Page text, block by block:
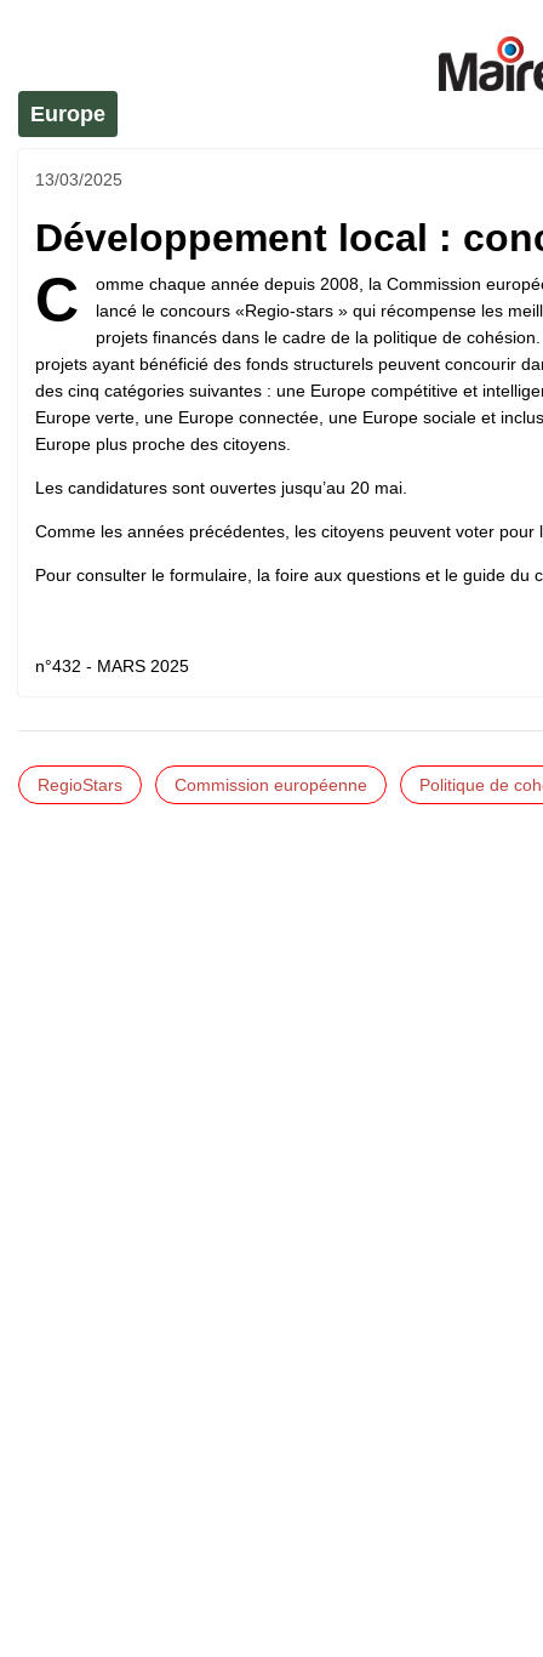
Europe
13/03/2025
Développement local :
C
omme chaque année depuis 2008, la Commission
lancé le concours «Regio-stars » qui récompense les
projets financés dans le cadre de la politique de
projets ayant bénéficié des fonds structurels peuvent concourir
des cinq catégories suivantes : une Europe compétitive et
Europe verte, une Europe connectée, une Europe sociale et
Europe plus proche des citoyens.
Les candidatures sont ouvertes jusqu’au 20 mai.
Comme les années précédentes, les citoyens peuvent voter pour
Pour consulter le formulaire, la foire aux questions et le guide du
n°432 - MARS 2025
RegioStars Commission européenne Politique de